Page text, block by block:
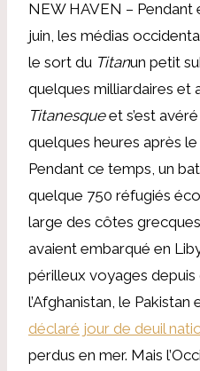
NEW HAVEN – Pendant
juin, les médias
le sort du Titanun petit
quelques milliardaires et
Titanesqueet s’est
quelques heures après
Pendant ce temps, un
quelque 750 réfugiés
large des côtes grecques,
avaient embarqué en
périlleux voyages
l’Afghanistan, le Pakistan
déclaré jour de deuil
perdus en mer. Mais